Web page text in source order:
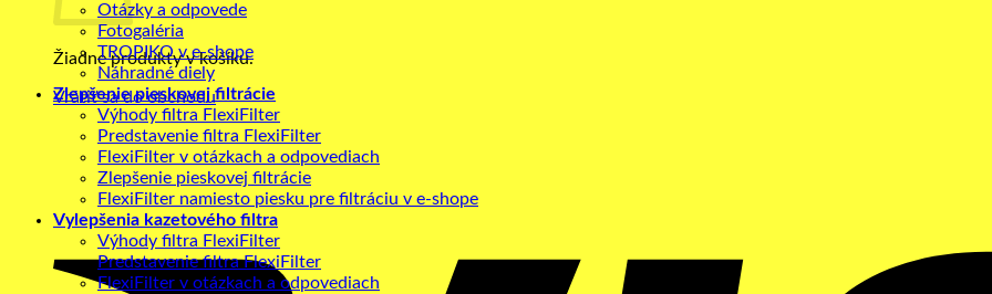
Žiadne produkty v košíku.
Vrátiť sa do obchodu
Otázky a odpovede
Fotogaléria
TROPIKO v e-shope
Náhradné diely
Zlepšenie pieskovej filtrácie
Výhody filtra FlexiFilter
Predstavenie filtra FlexiFilter
FlexiFilter v otázkach a odpovediach
Zlepšenie pieskovej filtrácie
FlexiFilter namiesto piesku pre filtráciu v e-shope
Vylepšenia kazetového filtra
Výhody filtra FlexiFilter
Predstavenie filtra FlexiFilter
FlexiFilter v otázkach a odpovediach